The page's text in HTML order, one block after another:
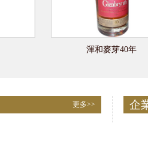
渾和麥芽40年
更多>> 企